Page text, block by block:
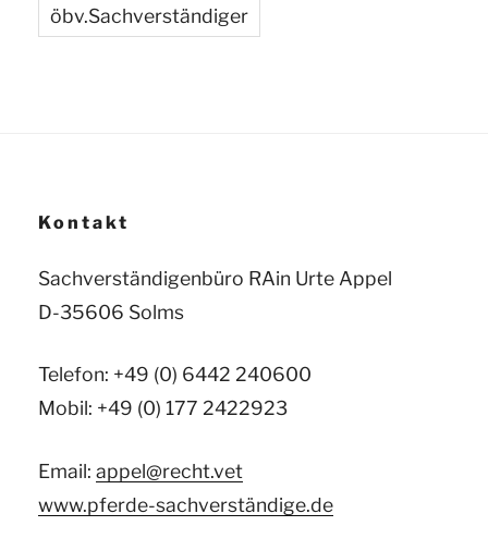
öbv.Sachverständiger
Kontakt
Sachverständigenbüro RAin Urte Appel
D-35606 Solms
Telefon: +49 (0) 6442 240600
Mobil: +49 (0) 177 2422923
Email:appel@recht.vet
www.pferde-sachverständige.de